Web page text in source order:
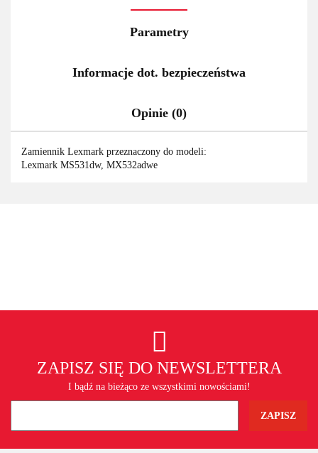
Parametry
Informacje dot. bezpieczeństwa
Opinie (0)
Zamiennik Lexmark przeznaczony do modeli:
Lexmark MS531dw, MX532adwe
ZAPISZ SIĘ DO NEWSLETTERA
I bądź na bieżąco ze wszystkimi nowościami!